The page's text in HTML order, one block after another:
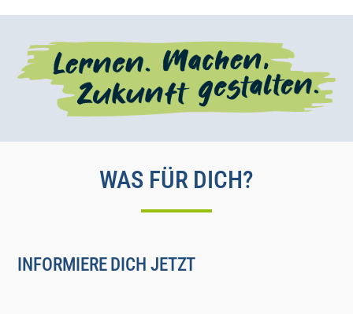
WAS FÜR DICH?
INFORMIERE DICH JETZT